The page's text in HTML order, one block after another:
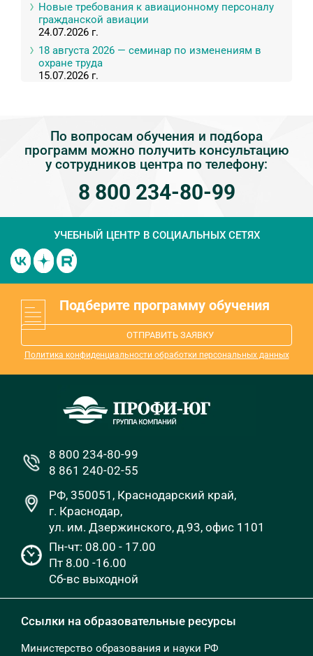
Новые требования к авиационному персоналу
гражданской авиации
24.07.2026 г.
18 августа 2026 — семинар по изменениям в
охране труда
15.07.2026 г.
По вопросам обучения и подбора
программ можно получить консультацию
у сотрудников центра по телефону:
8 800 234-80-99
УЧЕБНЫЙ ЦЕНТР В СОЦИАЛЬНЫХ СЕТЯХ
Подберите программу обучения
ОТПРАВИТЬ ЗАЯВКУ
Политика конфиденциальности обработки персональных данных
8 800 234-80-99
8 861 240-02-55
РФ, 350051, Краснодарский край,
г. Краснодар,
ул. им. Дзержинского, д.93, офис 1101
Пн-чт: 08.00 - 17.00
Пт 8.00 -16.00
Сб-вс выходной
Ссылки на образовательные ресурсы
Министерство образования и науки РФ